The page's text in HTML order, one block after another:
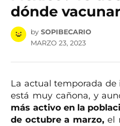
dónde
by SOPIBECARIO
MARZO 23, 2023
La actual temporada de
está muy cañona, y
más activo en la
de octubre a marzo, el